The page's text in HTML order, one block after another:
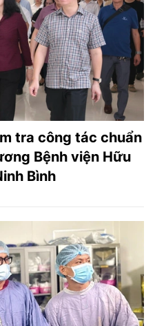
tra công tác chuẩn
Bệnh viện Hữu
Bình